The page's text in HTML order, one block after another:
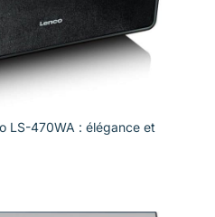
LS-470WA : élégance et